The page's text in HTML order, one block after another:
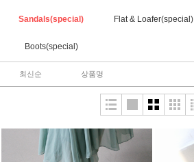
Sandals(special) Flat & Loafer(special)
Boots(special)
최신순 상품명